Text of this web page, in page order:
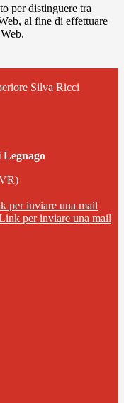
per distinguere tra
al fine di effettuare
Silva Ricci
per inviare una mail
per inviare una mail